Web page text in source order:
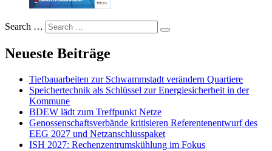
Search …
Neueste Beiträge
Tiefbauarbeiten zur Schwammstadt verändern Quartiere
Speichertechnik als Schlüssel zur Energiesicherheit in der
Kommune
BDEW lädt zum Treffpunkt Netze
Genossenschaftsverbände kritisieren Referentenentwurf des
EEG 2027 und Netzanschlusspaket
ISH 2027: Rechenzentrumskühlung im Fokus